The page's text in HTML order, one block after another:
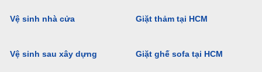
Vệ sinh nhà cửa
Vệ sinh sau xây dựng
Giặt thảm tại HCM
Giặt ghế sofa tại HCM